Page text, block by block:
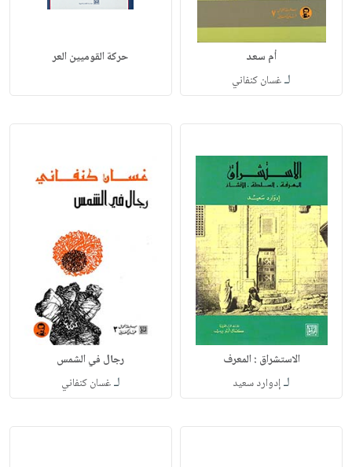
أم سعد
لـغسان كنفاني
حركة القوميين العر
الاستشراق : المعرف
لـإدوارد سعيد
رجال في الشمس
لـغسان كنفاني